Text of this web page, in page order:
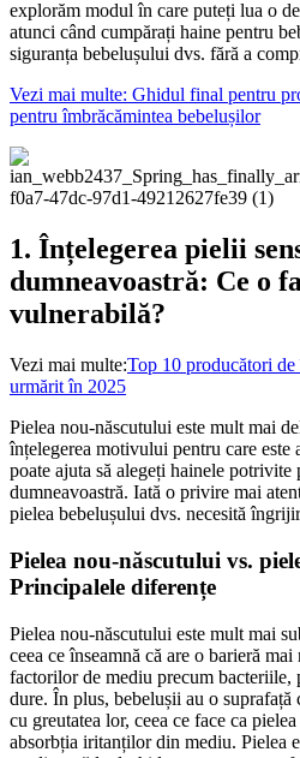
explorăm modul în care puteți lua o
atunci când cumpărați haine pentru
siguranța bebelușului dvs. fără a
Vezi mai multe: Ghidul final pentru
pentru îmbrăcămintea bebelușilor
1. Înțelegerea pielii
dumneavoastră: Ce o
vulnerabilă?
Vezi mai multe:Top 10 producători
urmărit în 2025
Pielea nou-născutului este mult mai
înțelegerea motivului pentru care
poate ajuta să alegeți hainele potrivite
dumneavoastră. Iată o privire mai
pielea bebelușului dvs. necesită
Pielea nou-născutului vs.
Principalele diferențe
Pielea nou-născutului este mult mai
ceea ce înseamnă că are o barieră
factorilor de mediu precum bacteriile,
dure. În plus, bebelușii au o
cu greutatea lor, ceea ce face ca
absorbția iritanților din mediu. Pielea